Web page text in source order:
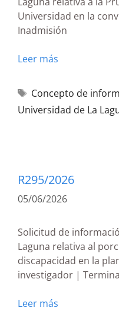
Universidad en la
Inadmisión
Leer más
Concepto de
Universidad de La
R295/2026
05/06/2026
Solicitud de
Laguna relativa al
discapacidad en la
investigador |
Leer más